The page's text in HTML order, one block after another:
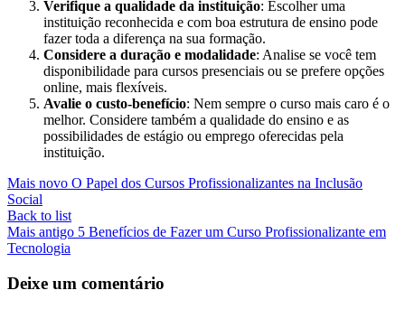
Verifique a qualidade da instituição: Escolher uma
instituição reconhecida e com boa estrutura de ensino pode
fazer toda a diferença na sua formação.
Considere a duração e modalidade: Analise se você tem
disponibilidade para cursos presenciais ou se prefere opções
online, mais flexíveis.
Avalie o custo-benefício: Nem sempre o curso mais caro é o
melhor. Considere também a qualidade do ensino e as
possibilidades de estágio ou emprego oferecidas pela
instituição.
Mais novo O Papel dos Cursos Profissionalizantes na Inclusão
Social
Back to list
Mais antigo 5 Benefícios de Fazer um Curso Profissionalizante em
Tecnologia
Deixe um comentário